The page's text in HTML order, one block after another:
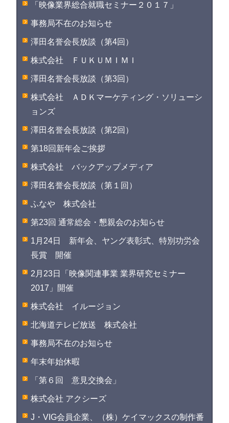
「映像業界総合就職セミナー２０１７」
事務局不在のお知らせ
澤田名誉会長放談（第4回）
株式会社 ＦＵＫＵＭＩＭＩ
澤田名誉会長放談（第3回）
株式会社 ＡＤＫマーケティング・ソリューシ
ョンズ
澤田名誉会長放談（第2回）
第18回新年会ご挨拶
株式会社 バックアップメディア
澤田名誉会長放談（第１回）
ふなや 株式会社
第23回 通常総会・懇親会のお知らせ
1月24日 新年会、ヤング表彰式、特別功労会
長賞 開催
2月23日「映像関連事業 業界研究セミナー
2017」開催
株式会社 イルージョン
北海道テレビ放送 株式会社
事務局不在のお知らせ
年末年始休暇
「第６回 意見交換会」
株式会社 アクシーズ
J・VIG会員企業、（株）ケイマックスの制作番